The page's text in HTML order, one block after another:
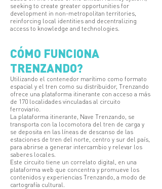
seeking to create greater opportunities for
development in non-metropolitan territories,
reinforcing local identities and decentralizing
access to knowledge and technologies.
CÓMO FUNCIONA
TRENZANDO?
Utilizando el contenedor marítimo como formato
espacial y el tren como su distribuidor, Trenzando
ofrece una plataforma itinerante con acceso a más
de 170 localidades vinculadas al circuito
ferroviario.
La plataforma itinerante, Nave Trenzando, se
transporta con la locomotora del tren de carga y
se deposita en las líneas de descanso de las
estaciones de tren del norte, centro y sur del país,
para abrirse a generar intercambio y relevar los
saberes locales.
Este circuito tiene un correlato digital, en una
plataforma web que concentra y promueve los
contenidos y experiencias Trenzando, a modo de
cartografía cultural.